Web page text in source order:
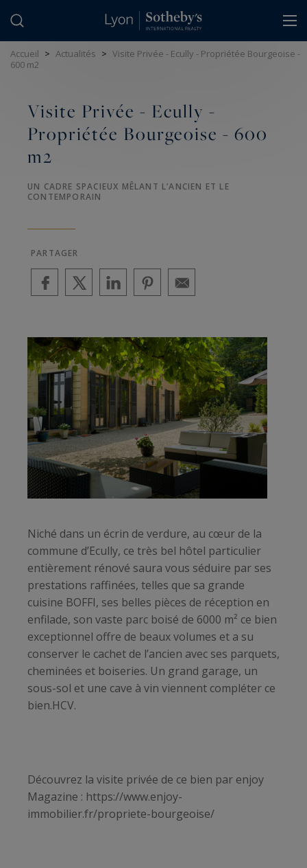
Accueil > Actualités > Visite Privée - Ecully - Propriétée Bourgeoise -
600 m2
Visite Privée - Ecully -
Propriétée Bourgeoise - 600
m2
UN CADRE SPACIEUX MÊLANT L’ANCIEN ET LE
CONTEMPORAIN
PARTAGER
Niché dans un écrin de verdure, au cœur de la
commune d’Ecully, ce très bel hôtel particulier
entièrement rénové saura vous séduire par ses
prestations raffinées, telles que sa grande
cuisine BOFFI, ses belles pièces de réception en
enfilade, son vaste parc boisé de 6000 m² ce bien
exceptionnel offre de beaux volumes et a su
conserver le cachet de l’ancien avec ses parquets,
cheminées et boiseries. Un grand garage, un
sous-sol et une cave à vin viennent compléter ce
bien.HCV.
Découvrez la visite privée de ce bien par enjoy
Magazine : https://www.enjoy-
immobilier.fr/propriete-bourgeoise/